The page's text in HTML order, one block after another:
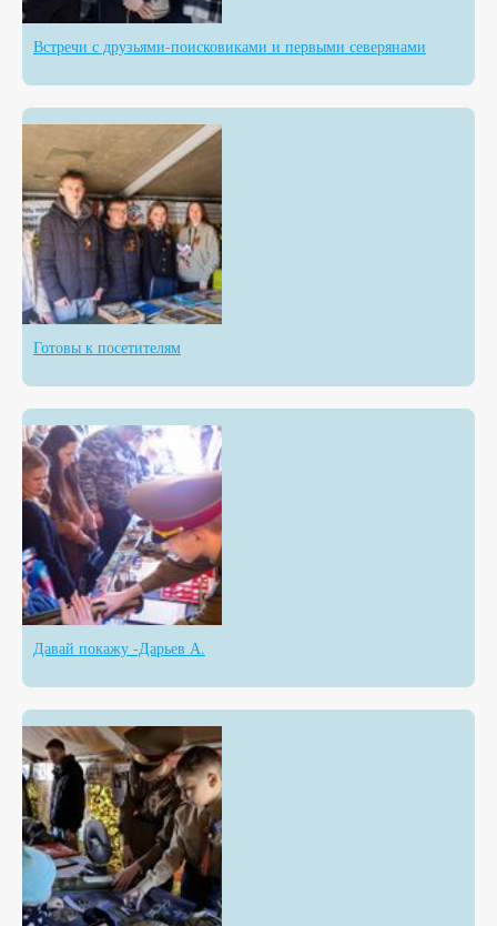
Встречи с друзьями-поисковиками и первыми северянами
Готовы к посетителям
Давай покажу -Дарьев А.